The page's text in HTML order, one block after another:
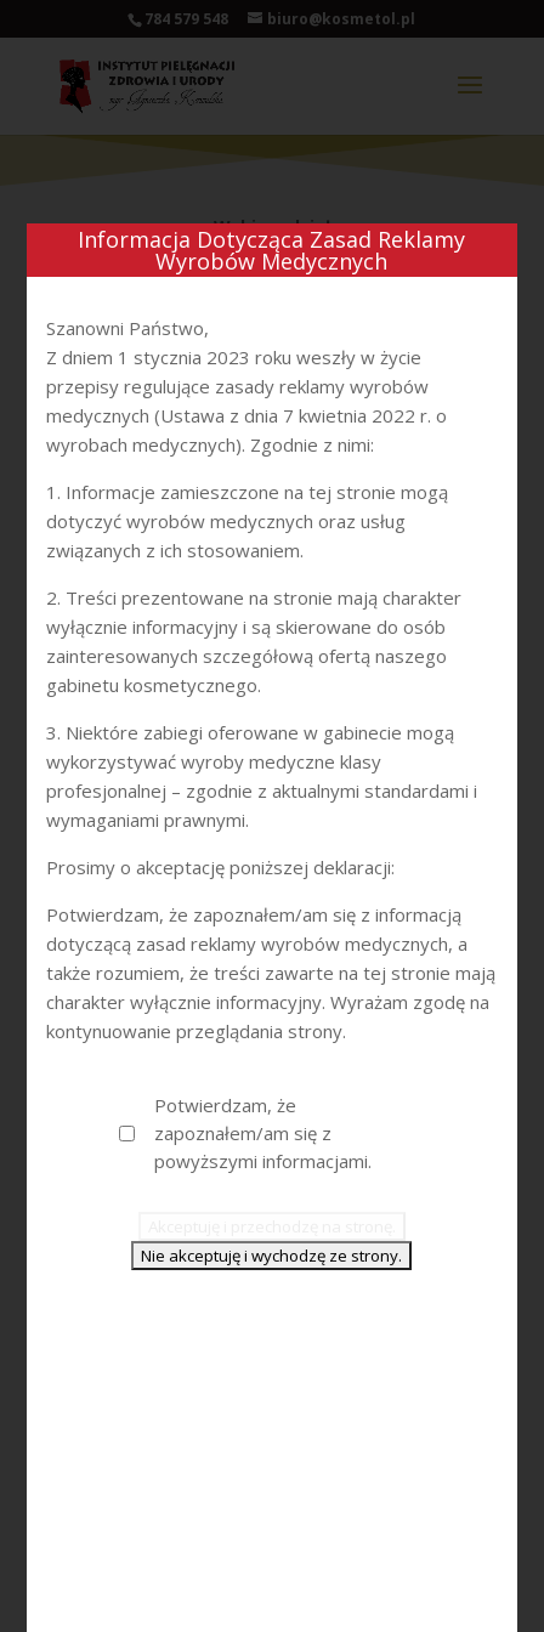
784 579 548 biuro@kosmetol.pl
Wybierz dział
ONDA
EMERGE™
Informacja Dotycząca Zasad Reklamy
Wyrobów Medycznych
Szanowni Państwo,
Z dniem 1 stycznia 2023 roku weszły w życie
przepisy regulujące zasady reklamy wyrobów
medycznych (Ustawa z dnia 7 kwietnia 2022 r. o
wyrobach medycznych). Zgodnie z nimi:
1. Informacje zamieszczone na tej stronie mogą
dotyczyć wyrobów medycznych oraz usług
związanych z ich stosowaniem.
2. Treści prezentowane na stronie mają charakter
wyłącznie informacyjny i są skierowane do osób
zainteresowanych szczegółową ofertą naszego
gabinetu kosmetycznego.
3. Niektóre zabiegi oferowane w gabinecie mogą
wykorzystywać wyroby medyczne klasy
profesjonalnej – zgodnie z aktualnymi standardami i
wymaganiami prawnymi.
Prosimy o akceptację poniższej deklaracji:
Potwierdzam, że zapoznałem/am się z informacją
dotyczącą zasad reklamy wyrobów medycznych, a
także rozumiem, że treści zawarte na tej stronie mają
charakter wyłącznie informacyjny. Wyrażam zgodę na
kontynuowanie przeglądania strony.
Potwierdzam, że
zapoznałem/am się z
powyższymi informacjami.